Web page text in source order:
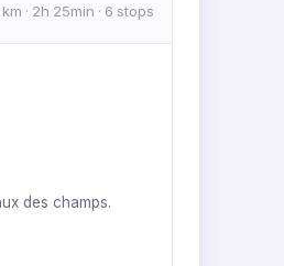
· 2h 25min · 6 stops
des champs.